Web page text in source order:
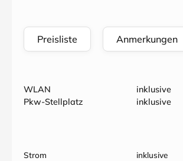
Preisliste Anmerkungen
WLAN
inklusive
Pkw-Stellplatz
inklusive
Strom
inklusive